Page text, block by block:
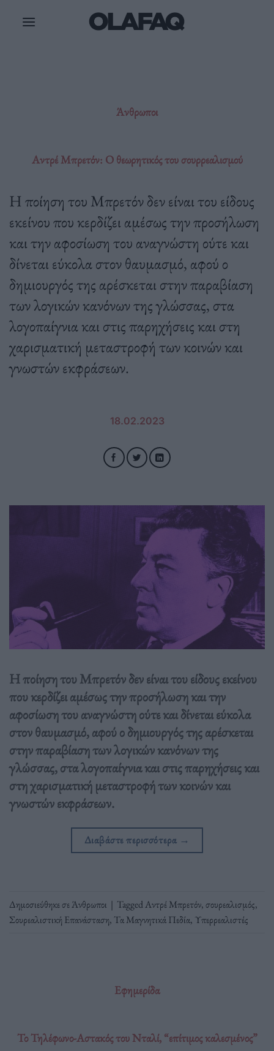
Άνθρωποι
Αντρέ Μπρετόν: Ο θεωρητικός του σουρρεαλισμού
Η ποίηση του Μπρετόν δεν είναι του είδους
εκείνου που κερδίζει αμέσως την προσήλωση
και την αφοσίωση του αναγνώστη ούτε και
δίνεται εύκολα στον θαυμασμό, αφού ο
δημιουργός της αρέσκεται στην παραβίαση
των λογικών κανόνων της γλώσσας, στα
λογοπαίγνια και στις παρηχήσεις και στη
χαρισματική μεταστροφή των κοινών και
γνωστών εκφράσεων.
18.02.2023
Η ποίηση του Μπρετόν δεν είναι του είδους εκείνου
που κερδίζει αμέσως την προσήλωση και την
αφοσίωση του αναγνώστη ούτε και δίνεται εύκολα
στον θαυμασμό, αφού ο δημιουργός της αρέσκεται
στην παραβίαση των λογικών κανόνων της
γλώσσας, στα λογοπαίγνια και στις παρηχήσεις και
στη χαρισματική μεταστροφή των κοινών και
γνωστών εκφράσεων.
Διαβάστε περισσότερα →
Δημοσιεύθηκε σεΆνθρωποι | TaggedΑντρέ Μπρετόν,σουρεαλισμός,
Σουρεαλιστική Επανάσταση, Τα Μαγνητικά Πεδία, Υπερρεαλιστές
Εφημερίδα
Το Τηλέφωνο-Αστακός του Νταλί, “επίτιμος καλεσμένος”